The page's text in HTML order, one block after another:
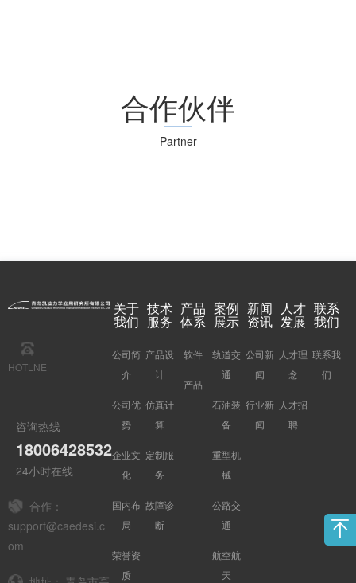
合作伙伴
Partner
HOTLNE
咨询热线
18006428532
24小时在线
合作：
support@caedesi.c
om
关于
我们
公司简
介
公司优
势
企业文
化
国内布
局
荣誉资
质
技术
服务
产品设
计
仿真计
算
定制服
务
故障诊
断
产品
体系
软件
产品
案例
展示
轨道交
通
石油装
备
重型机
械
公路交
通
航空航
天
新闻
资讯
公司新
闻
行业新
闻
人才
发展
人才理
念
人才招
聘
联系
我们
联系我
们